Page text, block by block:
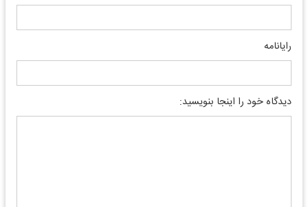
رایانامه
دیدگاه خود را اینجا بنویسید: